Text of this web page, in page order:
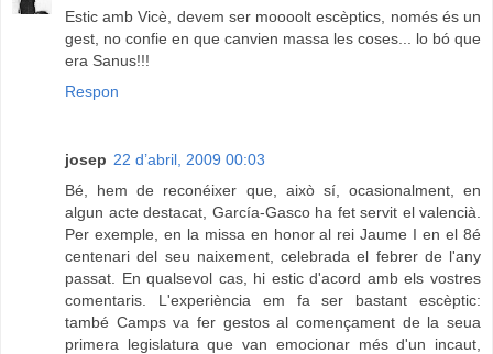
Estic amb Vicè, devem ser moooolt escèptics, només és un
gest, no confie en que canvien massa les coses... lo bó que
era Sanus!!!
Respon
josep 22 d’abril, 2009 00:03
Bé, hem de reconéixer que, això sí, ocasionalment, en
algun acte destacat, García-Gasco ha fet servit el valencià.
Per exemple, en la missa en honor al rei Jaume I en el 8é
centenari del seu naixement, celebrada el febrer de l'any
passat. En qualsevol cas, hi estic d'acord amb els vostres
comentaris. L'experiència em fa ser bastant escèptic:
també Camps va fer gestos al començament de la seua
primera legislatura que van emocionar més d'un incaut,